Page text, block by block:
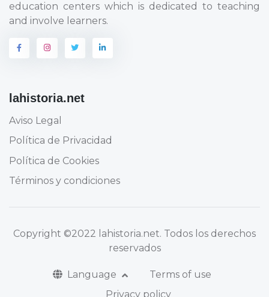
education centers which is dedicated to teaching
and involve learners.
lahistoria.net
Aviso Legal
Política de Privacidad
Política de Cookies
Términos y condiciones
Copyright ©2022 lahistoria.net. Todos los derechos
reservados
Language
Terms of use
Privacy policy